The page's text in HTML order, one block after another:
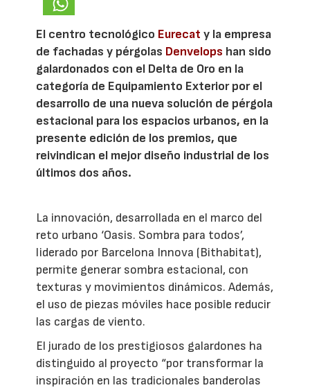
El centro tecnológico Eurecat y la empresa
de fachadas y pérgolas Denvelops han sido
galardonados con el Delta de Oro en la
categoría de Equipamiento Exterior por el
desarrollo de una nueva solución de pérgola
estacional para los espacios urbanos, en la
presente edición de los premios, que
reivindican el mejor diseño industrial de los
últimos dos años.
La innovación, desarrollada en el marco del
reto urbano ‘Oasis. Sombra para todos’,
liderado por Barcelona Innova (Bithabitat),
permite generar sombra estacional, con
texturas y movimientos dinámicos. Además,
el uso de piezas móviles hace posible reducir
las cargas de viento.
El jurado de los prestigiosos galardones ha
distinguido al proyecto “por transformar la
inspiración en las tradicionales banderolas